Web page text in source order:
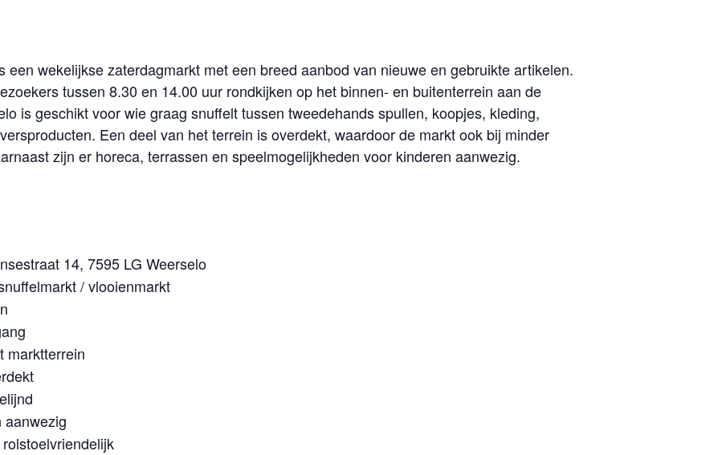
een wekelijkse zaterdagmarkt met een breed aanbod van nieuwe en gebruikte artikelen.
tussen 8.30 en 14.00 uur rondkijken op het binnen- en buitenterrein aan de
is geschikt voor wie graag snuffelt tussen tweedehands spullen, koopjes, kleding,
Een deel van het terrein is overdekt, waardoor de markt ook bij minder
zijn er horeca, terrassen en speelmogelijkheden voor kinderen aanwezig.
14, 7595 LG Weerselo
/ vlooienmarkt
marktterrein
aanwezig